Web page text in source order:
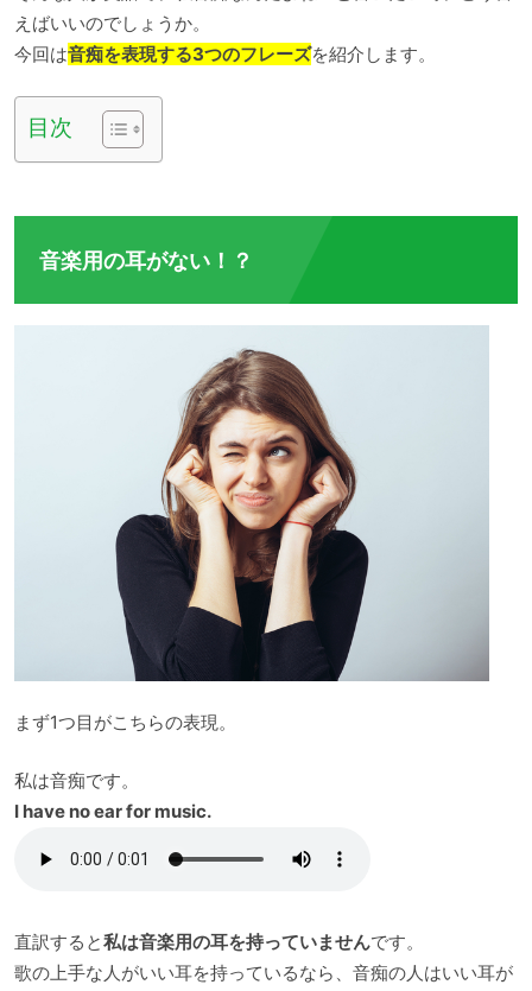
えばいいのでしょうか。
今回は音痴を表現する3つのフレーズを紹介します。
目次
音楽用の耳がない！？
まず1つ目がこちらの表現。
私は音痴です。
I have no ear for music.
直訳すると私は音楽用の耳を持っていませんです。
歌の上手な人がいい耳を持っているなら、音痴の人はいい耳が